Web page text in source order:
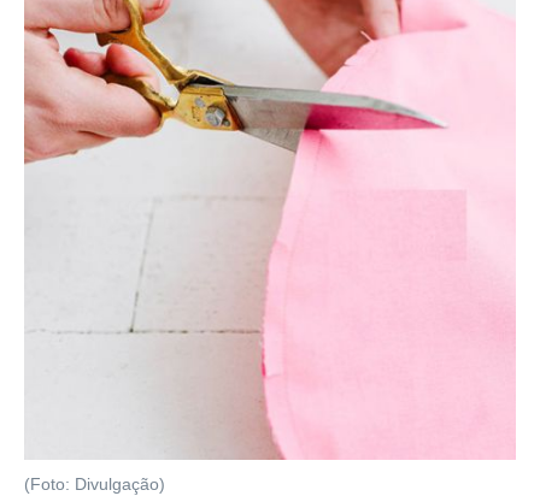
(Foto: Divulgação)